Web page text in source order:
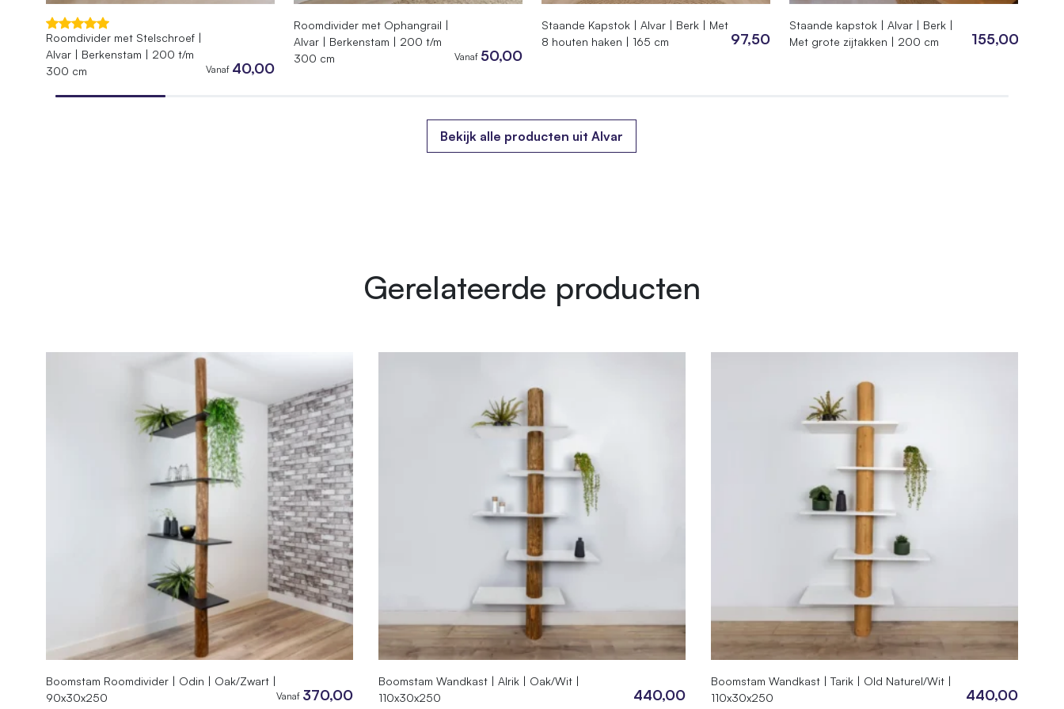
Roomdivider met Stelschroef |
Alvar | Berkenstam | 200 t/m
300 cm
Vanaf 40,00
Roomdivider met Ophangrail |
Alvar | Berkenstam | 200 t/m
300 cm
Vanaf 50,00
Staande Kapstok | Alvar | Berk | Met
8 houten haken | 165 cm
97,50
Staande kapstok | Alvar | Berk |
Met grote zijtakken | 200 cm
155,00
Bekijk alle producten uit Alvar
Gerelateerde producten
Boomstam Roomdivider | Odin | Oak/Zwart |
90x30x250
Vanaf 370,00
Boomstam Wandkast | Alrik | Oak/Wit |
110x30x250
440,00
Boomstam Wandkast | Tarik | Old Naturel/Wit |
110x30x250
440,00